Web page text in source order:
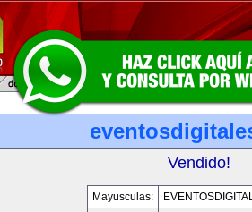
Vendido!
Mayusculas: